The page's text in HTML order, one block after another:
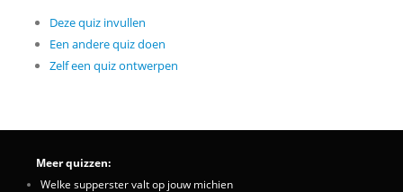
Deze quiz invullen
Een andere quiz doen
Zelf een quiz ontwerpen
Meer quizzen:
Welke supperster valt op jouw michien